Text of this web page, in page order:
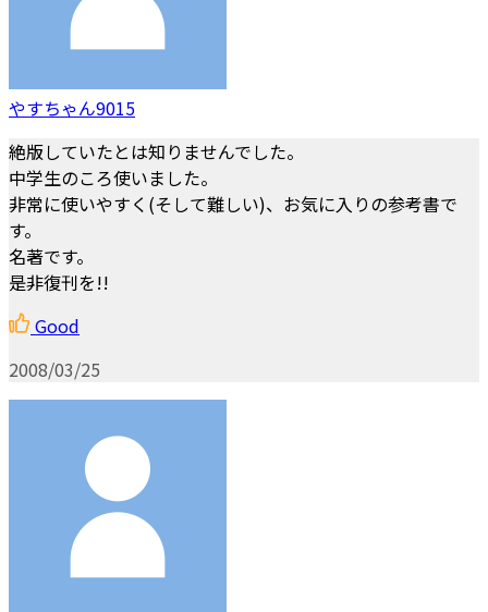
やすちゃん9015
絶版していたとは知りませんでした。
中学生のころ使いました。
非常に使いやすく(そして難しい)、お気に入りの参考書で
す。
名著です。
是非復刊を!!
Good
2008/03/25